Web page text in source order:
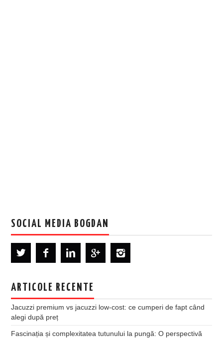
SOCIAL MEDIA BOGDAN
ARTICOLE RECENTE
Jacuzzi premium vs jacuzzi low-cost: ce cumperi de fapt când
alegi după preț
Fascinația și complexitatea tutunului la pungă: O perspectivă